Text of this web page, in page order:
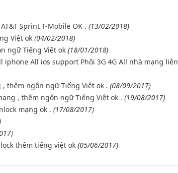
Sprint T-Mobile OK . (13/02/2018)
Việt ok (04/02/2018)
ngữ Tiếng Việt ok (18/01/2018)
iphone All ios support Phôi 3G 4G All nhà mạng liên
, thêm ngôn ngữ Tiếng Việt ok . (08/09/2017)
, thêm ngôn ngữ Tiếng Việt ok . (19/08/2017)
mạng ok . (17/08/2017)
thêm tiếng việt ok (05/06/2017)